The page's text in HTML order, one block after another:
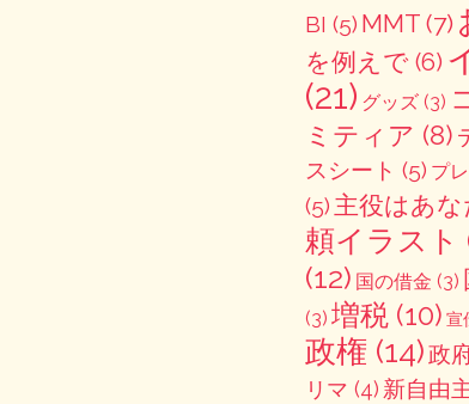
BI (5) MMT(7)
を例えで(6)
(21) グッズ(3)
ミティア (8)
スシート (5) プ
(5) 主役はあな
頼イラスト
(12) 国の借金 (3)
(3) 増税(10) 宣
政権 (14)政
リマ (4) 新自由